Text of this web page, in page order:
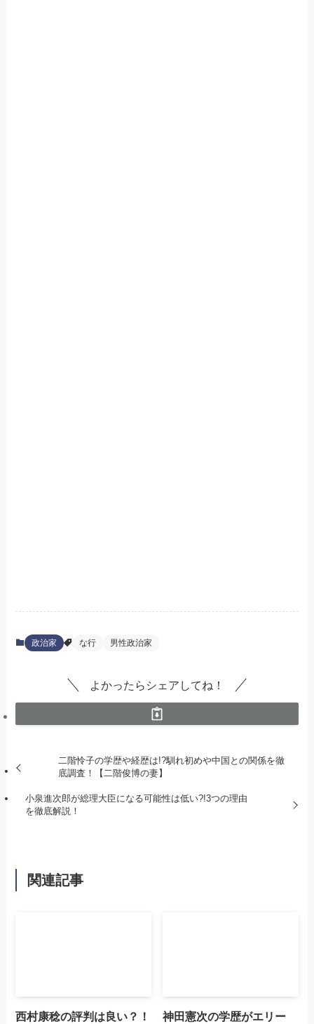
政治家 な行 男性政治家
よかったらシェアしてね！
二階怜子の学歴や経歴は!?馴れ初めや中国との関係を徹
底調査！【二階俊博の妻】
小泉進次郎が総理大臣になる可能性は低い?!3つの理由
を徹底解説！
関連記事
西村康稔の評判は良い？！
神田憲次の学歴がエリー